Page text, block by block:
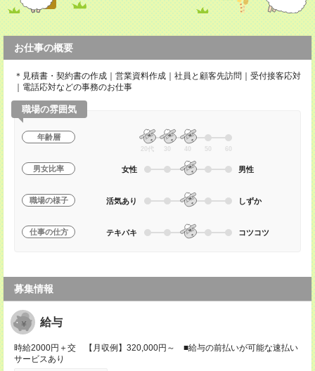
お仕事の概要
＊見積書・契約書の作成｜営業資料作成｜社員と顧客先訪問｜受付接客応対
｜電話応対などの事務のお仕事
職場の雰囲気
年齢層
20代 30 40 50 60
男女比率 女性 男性
職場の様子 活気あり しずか
仕事の仕方 テキパキ コツコツ
募集情報
給与
時給2000円＋交 【月収例】320,000円～ ■給与の前払いが可能な速払い
サービスあり